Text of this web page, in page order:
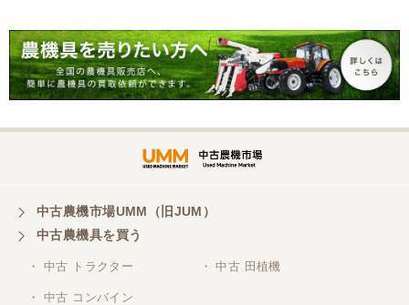
岐阜県／横倉林
ありがとうございます。
岐阜県／横倉林
岐阜県／横倉林
ありがとうございます
中古農機市場UMM（旧JUM）
中古農機具を買う
・ 中古 トラクター ・ 中古 田植機
・ 中古 コンバイン